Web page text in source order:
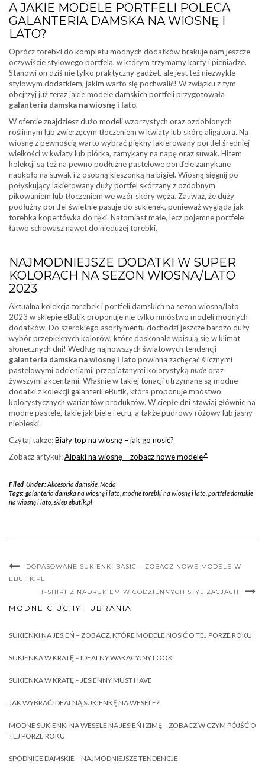
A JAKIE MODELE PORTFELI POLECA
GALANTERIA DAMSKA NA WIOSNĘ I
LATO?
Oprócz torebki do kompletu modnych dodatków brakuje nam jeszcze
oczywiście stylowego portfela, w którym trzymamy karty i pieniądze.
Stanowi on dziś nie tylko praktyczny gadżet, ale jest też niezwykle
stylowym dodatkiem, jakim warto się pochwalić! W związku z tym
obejrzyj już teraz jakie modele damskich portfeli przygotowała
galanteria damska na wiosnę i lato.
W ofercie znajdziesz dużo modeli wzorzystych oraz ozdobionych
roślinnym lub zwierzęcym tłoczeniem w kwiaty lub skórę aligatora. Na
wiosnę z pewnością warto wybrać piękny lakierowany portfel średniej
wielkości w kwiaty lub piórka, zamykany na napę oraz suwak. Hitem
kolekcji są też na pewno podłużne pastelowe portfele zamykane
naokoło na suwak i z osobną kieszonką na bigiel. Wiosną sięgnij po
połyskujący lakierowany duży portfel skórzany z ozdobnym
pikowaniem lub tłoczeniem we wzór skóry węża. Zauważ, że duży
podłużny portfel świetnie pasuje do sukienek, ponieważ wygląda jak
torebka kopertówka do ręki. Natomiast małe, lecz pojemne portfele
łatwo schowasz nawet do niedużej torebki.
NAJMODNIEJSZE DODATKI W SUPER
KOLORACH NA SEZON WIOSNA/LATO
2023
Aktualna kolekcja torebek i portfeli damskich na sezon wiosna/lato
2023 w sklepie eButik proponuje nie tylko mnóstwo modeli modnych
dodatków. Do szerokiego asortymentu dochodzi jeszcze bardzo duży
wybór przepięknych kolorów, które doskonale wpisują się w klimat
słonecznych dni! Według najnowszych światowych tendencji
galanteria damska na wiosnę i latopowinna zachęcać ślicznymi
pastelowymi odcieniami, przeplatanymi kolorystyką nudeoraz
żywszymi akcentami. Właśnie w takiej tonacji utrzymane są modne
dodatki z kolekcji galanterii eButik, która proponuje mnóstwo
kolorystycznych wariantów produktów. W ciepłe dni stawiaj głównie na
modne pastele, takie jak biele i ecru, a także pudrowy różowy lub jasny
niebieski.
Czytaj także:Biały top na wiosnę – jak go nosić?
Zobacz artykuł:Alpaki na wiosnę – zobacz nowe modele
Filed Under:Akcesoria damskie, Moda
Tags: galanteria damska na wiosnę i lato, modne torebki na wiosnę i lato, portfele damskie
na wiosnę i lato sklep ebutik.pl
DOPASOWANE SUKIENKI BASIC – ZOBACZ NOWE MODELE W
EBUTIK.PL
T-SHIRT Z NADRUKIEM W CODZIENNYCH STYLIZACJACH
MODNE CIUCHY I UBRANIA
SUKIENKI NA JESIEŃ – ZOBACZ, KTÓRE MODELE NOSIĆ O TEJ PORZE ROKU
SUKIENKA W KRATĘ – IDEALNY WAKACYJNY LOOK
SUKIENKA W KRATĘ – JESIENNY MUST HAVE
JAK WYBRAĆ IDEALNĄ SUKIENKĘ NA WESELE?
MODNE SUKIENKI NA WESELE NA JESIEŃ I ZIMĘ – ZOBACZ W CZYM PÓJŚĆ O
TEJ PORZE ROKU
SPÓDNICE DAMSKIE – NAJMODNIEJSZE TENDENCJE